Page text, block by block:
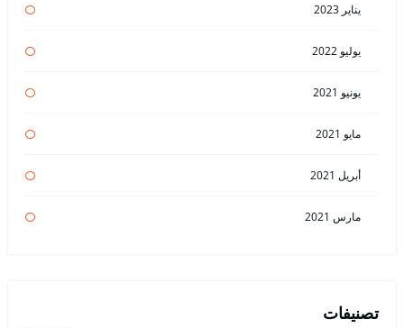
يناير 2023
يوليو 2022
يونيو 2021
مايو 2021
أبريل 2021
مارس 2021
تصنيفات